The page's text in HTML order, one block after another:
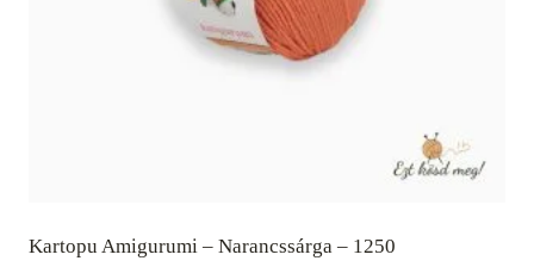
Kartopu Amigurumi – Narancssárga – 1250